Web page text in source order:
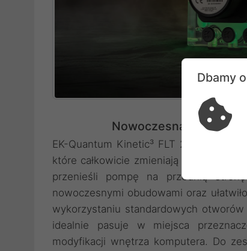
Nowoczesna
EK-Quantum Kinetic³ FLT 240 to
które całkowicie zmieniają podejście
przenieśli pompę na przednią
nowoczesnymi obudowami oraz
wykorzystaniu standardowych
idealnie pasuje w miejsca
modyfikacji wnętrza komputera. Do
Dbamy